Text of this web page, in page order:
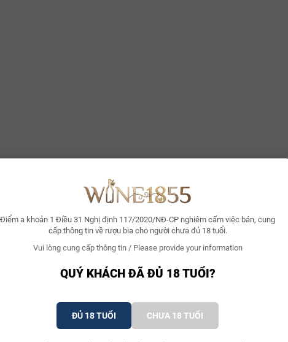
Điểm a khoản 1 Điều 31 Nghị định 117/2020/NĐ-CP nghiêm cấm việc bán, cung
cấp thông tin về rượu bia cho người chưa đủ 18 tuổi.
Vui lòng cung cấp thông tin / Please provide your information
QUÝ KHÁCH ĐÃ ĐỦ 18 TUỔI?
ĐỦ 18 TUỔI CHƯA 18 TUỔI